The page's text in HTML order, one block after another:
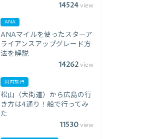
14524view
ANA
ANAマイルを使ったスターア
ライアンスアップグレード方
法を解説
14262view
国内旅行
松山（大街道）から広島の行
き方は4通り！船で行ってみ
た
11530view